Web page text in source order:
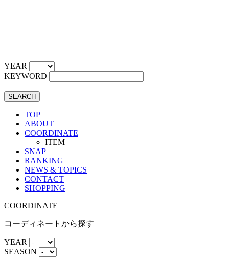
YEAR
KEYWORD
SEARCH
TOP
ABOUT
COORDINATE
ITEM
SNAP
RANKING
NEWS & TOPICS
CONTACT
SHOPPING
COORDINATE
コーディネートから探す
YEAR
SEASON